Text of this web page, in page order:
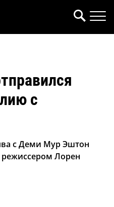
с
с Деми Мур Эштон
режиссером Лорен